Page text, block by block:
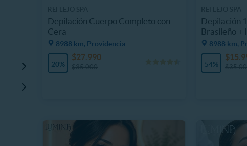
Depilación Cuerpo Completo con
Cera
8988 km, Providencia
20%
$27.990
Depilación
Brasileño +
8988 km,
54%